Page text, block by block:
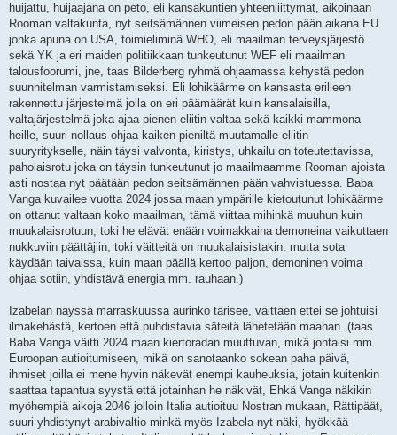
huijattu, huijaajana on peto, eli kansakuntien yhteenliittymät, aikoinaan
Rooman valtakunta, nyt seitsämännen viimeisen pedon pään aikana EU
jonka apuna on USA, toimieliminä WHO, eli maailman terveysjärjestö
sekä YK ja eri maiden politiikkaan tunkeutunut WEF eli maailman
talousfoorumi, jne, taas Bilderberg ryhmä ohjaamassa kehystä pedon
suunnitelman varmistamiseksi. Eli lohikäärme on kansasta erilleen
rakennettu järjestelmä jolla on eri päämäärät kuin kansalaisilla,
valtajärjestelmä joka ajaa pienen eliitin valtaa sekä kaikki mammona
heille, suuri nollaus ohjaa kaiken pieniltä muutamalle eliitin
suuryritykselle, näin täysi valvonta, kiristys, uhkailu on toteutettavissa,
paholaisrotu joka on täysin tunkeutunut jo maailmaamme Rooman ajoista
asti nostaa nyt päätään pedon seitsämännen pään vahvistuessa. Baba
Vanga kuvailee vuotta 2024 jossa maan ympärille kietoutunut lohikäärme
on ottanut valtaan koko maailman, tämä viittaa mihinkä muuhun kuin
muukalaisrotuun, toki he elävät enään voimakkaina demoneina vaikuttaen
nukkuviin päättäjiin, toki väitteitä on muukalaisistakin, mutta sota
käydään taivaissa, kuin maan päällä kertoo paljon, demoninen voima
ohjaa sotiin, yhdistävä energia mm. rauhaan.)
Izabelan näyssä marraskuussa aurinko tärisee, väittäen ettei se johtuisi
ilmakehästä, kertoen että puhdistavia säteitä lähetetään maahan. (taas
Baba Vanga väitti 2024 maan kiertoradan muuttuvan, mikä johtaisi mm.
Euroopan autioitumiseen, mikä on sanotaanko sokean paha päivä,
ihmiset joilla ei mene hyvin näkevät enempi kauheuksia, jotain kuitenkin
saattaa tapahtua syystä että jotainhan he näkivät, Ehkä Vanga näkikin
myöhempiä aikoja 2046 jolloin Italia autioituu Nostran mukaan, Rättipäät,
suuri yhdistynyt arabivaltio minkä myös Izabela nyt näki, hyökkää